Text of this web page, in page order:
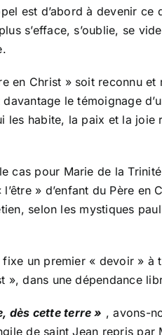
est d’abord à devenir
s’efface, s’oublie, se
en Christ » soit reconnu
le témoignage
habite, la paix et la
pour Marie de la
» d’enfant du Père
selon les mystiques
un premier « devoir »
dans une dépendance
dès cette terre » , avons-
de saint Jean repris